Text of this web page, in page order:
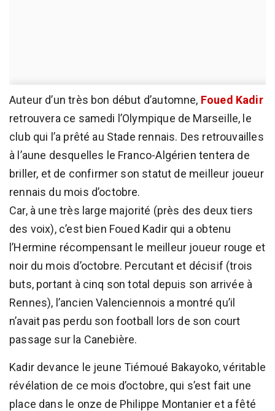
Auteur d’un très bon début d’automne, Foued Kadir
retrouvera ce samedi l’Olympique de Marseille, le
club qui l’a prêté au Stade rennais. Des retrouvailles
à l’aune desquelles le Franco-Algérien tentera de
briller, et de confirmer son statut de meilleur joueur
rennais du mois d’octobre.
Car, à une très large majorité (près des deux tiers
des voix), c’est bien Foued Kadir qui a obtenu
l’Hermine récompensant le meilleur joueur rouge et
noir du mois d’octobre. Percutant et décisif (trois
buts, portant à cinq son total depuis son arrivée à
Rennes), l’ancien Valenciennois a montré qu’il
n’avait pas perdu son football lors de son court
passage sur la Canebière.
Kadir devance le jeune Tiémoué Bakayoko, véritable
révélation de ce mois d’octobre, qui s’est fait une
place dans le onze de Philippe Montanier et a fêté